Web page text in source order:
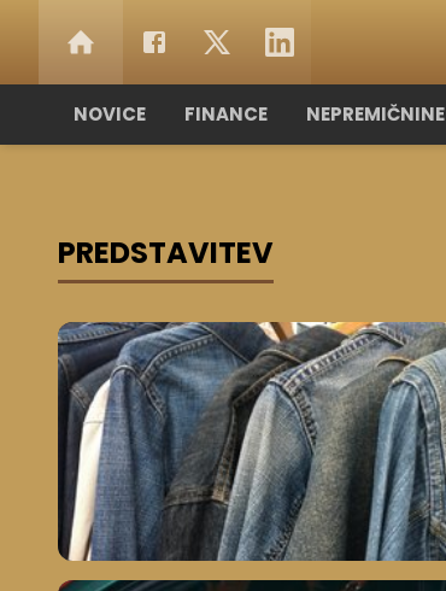
NOVICE FINANCE NEPREMIČNINE
PREDSTAVITEV